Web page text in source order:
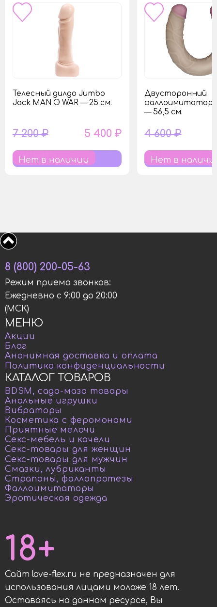
Телесный дилдо Jumbo
Jack MAN O WAR — 25 см.
7 200 ₽ 5 400 ₽
Нет в наличии
Двусторонний
фаллоимитатор
— 56,5 см.
4 600 ₽
Нет в
КАТАЛОГ ТОВАРОВ
BDSM, садо-мазо товары
Анальные игрушки
Вибраторы
Косметика с феромонами
Приятные мелочи
Секс-мебель и качели
Секс-товары для женщин
Секс-товары для мужчин
Смазки, лубриканты
Страпоны, фаллопротезы
Фаллоимитаторы
Эротическая одежда
МЕНЮ
Акции
Блог
Анонимная доставка и оплата
Политика конфиденциальности
8 (800) 200-05-63
Режим приема звонков:
Ежедневно с 9:00 до 20:00
(МСК)
Сайт love-flex.ru не предназначен для
использования лицами моложе 18 лет.
Оставаясь на данном ресурсе, Вы
18+